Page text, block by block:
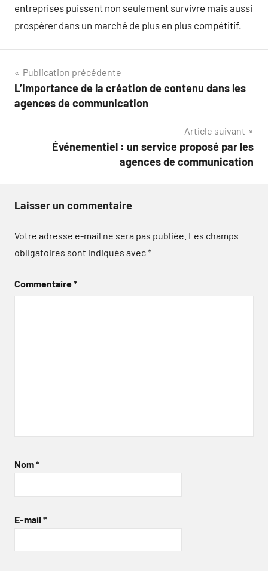
entreprises puissent non seulement survivre mais aussi
prospérer dans un marché de plus en plus compétitif.
Navigation
de
Publication précédente
L’importance de la création de contenu dans les
agences de communication
Article suivant
Événementiel : un service proposé par les
agences de communication
Laisser un commentaire
Votre adresse e-mail ne sera pas publiée. Les champs
obligatoires sont indiqués avec*
Commentaire*
Nom*
E-mail *